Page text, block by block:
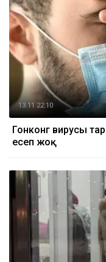
13.11 22:10
Гонконг вирусы
есеп жоқ